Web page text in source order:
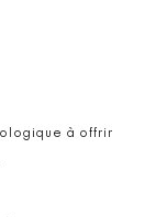
à offrir